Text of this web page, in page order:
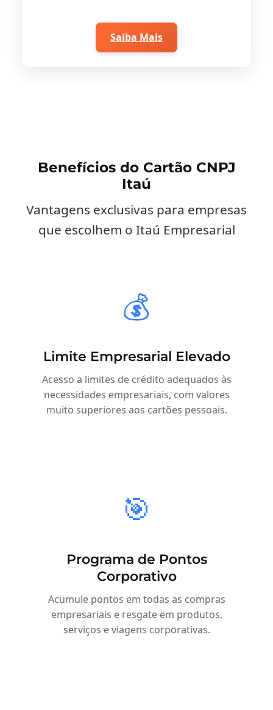
Saiba Mais
Benefícios do Cartão CNPJ
Itaú
Vantagens exclusivas para empresas
que escolhem o Itaú Empresarial
💰
Limite Empresarial Elevado
Acesso a limites de crédito adequados às
necessidades empresariais, com valores
muito superiores aos cartões pessoais.
🎯
Programa de Pontos
Corporativo
Acumule pontos em todas as compras
empresariais e resgate em produtos,
serviços e viagens corporativas.